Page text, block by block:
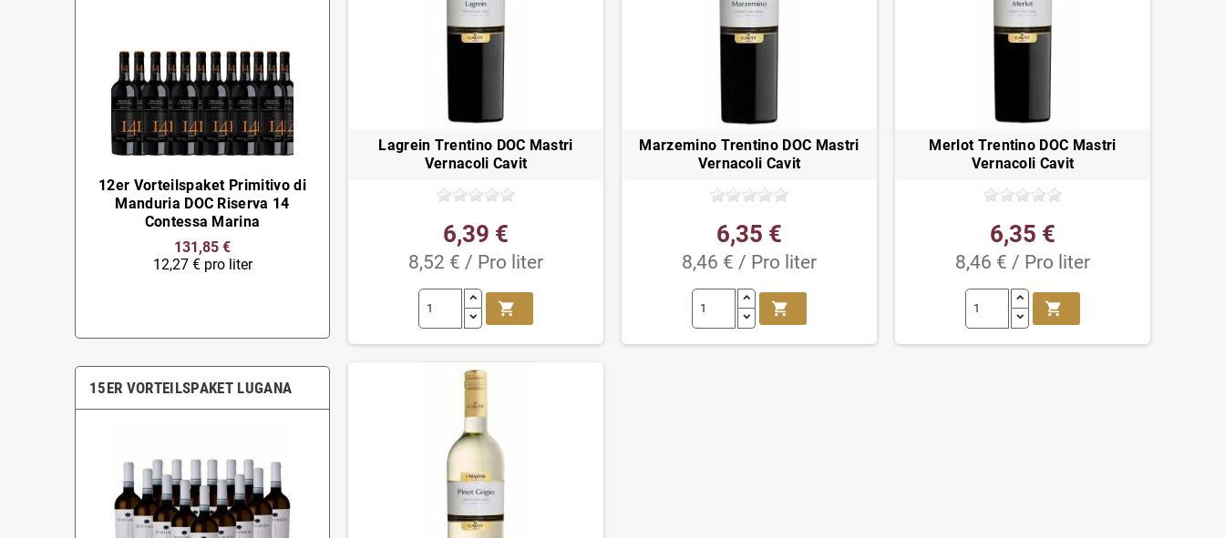
12er Vorteilspaket Primitivo di
Manduria DOC Riserva 14
Contessa Marina
131,85 €
12,27 € pro liter
15ER VORTEILSPAKET LUGANA
Lagrein Trentino DOC Mastri
Vernacoli Cavit
6,39 €
8,52 € / Pro liter
shopping_cart
Marzemino Trentino DOC Mastri
Vernacoli Cavit
6,35 €
8,46 € / Pro liter
shopping_cart
Merlot Trentino DOC Mastri
Vernacoli Cavit
6,35 €
8,46 € / Pro liter
shopping_cart